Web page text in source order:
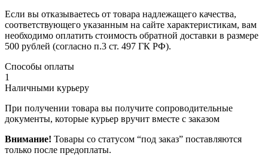
Если вы отказываетесь от товара надлежащего качества,
соответствующего указанным на сайте характеристикам, вам
необходимо оплатить стоимость обратной доставки в размере
500 рублей (согласно п.3 ст. 497 ГК РФ).
Способы оплаты
1
Наличными курьеру
При получении товара вы получите сопроводительные
документы, которые курьер вручит вместе с заказом
Внимание! Товары со статусом “под заказ” поставляются
только после предоплаты.